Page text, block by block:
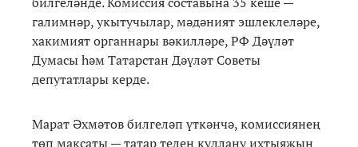
галимнәр, укытучылар, мәдәният эшлеклеләре,
хакимият органнары вәкилләре, РФ Дәүләт
Думасы һәм Татарстан Дәүләт Советы
депутатлары керде.
Марат Әхмәтов билгеләп үткәнчә, комиссиянең
төп максаты — татар телен куллану ихтыяҗын